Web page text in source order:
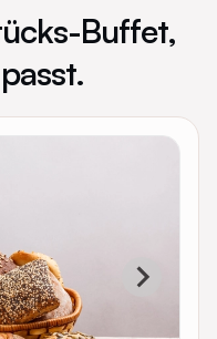
Buffet,